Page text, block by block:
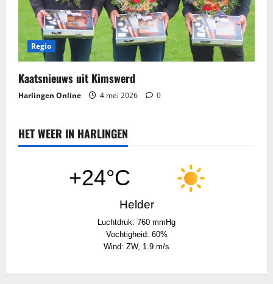
Regio
Kaatsnieuws​ uit Kimswerd
Harlingen Online 4 mei 2026 0
HET WEER IN HARLINGEN
+24°C
Helder
Luchtdruk: 760 mmHg
Vochtigheid: 60%
Wind: ZW, 1.9 m/s